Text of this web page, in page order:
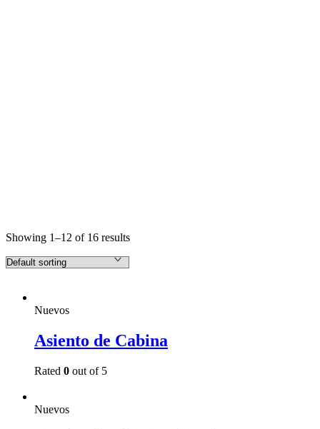
Showing 1–12 of 16 results
Nuevos
Asiento de Cabina
Rated 0 out of 5
Nuevos